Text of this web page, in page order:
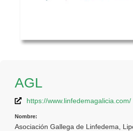
AGL
https://www.linfedemagalicia.com/
Nombre:
Asociación Gallega de Linfedema,